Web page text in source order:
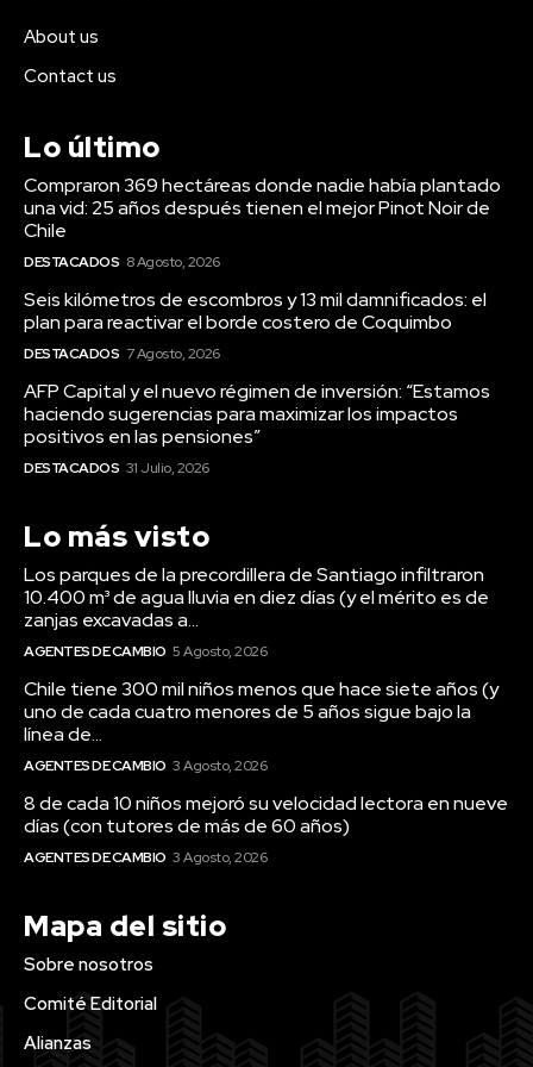
About us
Contact us
Lo último
Compraron 369 hectáreas donde nadie había plantado
una vid: 25 años después tienen el mejor Pinot Noir de
Chile
DESTACADOS 8 Agosto, 2026
Seis kilómetros de escombros y 13 mil damnificados: el
plan para reactivar el borde costero de Coquimbo
DESTACADOS 7 Agosto, 2026
AFP Capital y el nuevo régimen de inversión: “Estamos
haciendo sugerencias para maximizar los impactos
positivos en las pensiones”
DESTACADOS 31 Julio, 2026
Lo más visto
Los parques de la precordillera de Santiago infiltraron
10.400 m³ de agua lluvia en diez días (y el mérito es de
zanjas excavadas a...
AGENTES DE CAMBIO 5 Agosto, 2026
Chile tiene 300 mil niños menos que hace siete años (y
uno de cada cuatro menores de 5 años sigue bajo la
línea de...
AGENTES DE CAMBIO 3 Agosto, 2026
8 de cada 10 niños mejoró su velocidad lectora en nueve
días (con tutores de más de 60 años)
AGENTES DE CAMBIO 3 Agosto, 2026
Mapa del sitio
Sobre nosotros
Comité Editorial
Alianzas